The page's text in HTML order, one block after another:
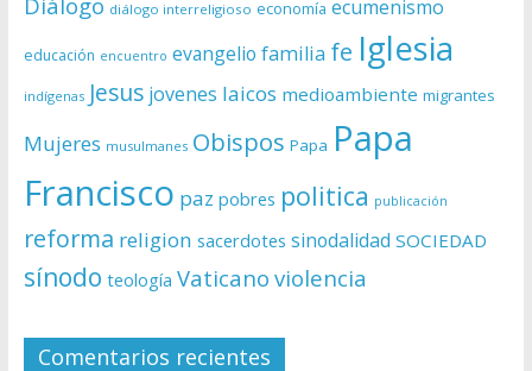
diálogo interreligioso economía ecumenismo
educación encuentro evangelio familia fe Iglesia
indígenas Jesus jovenes laicos medioambiente migrantes
Mujeres musulmanes Obispos Papa Papa
Francisco paz pobres politica publicación
reforma religion sacerdotes sinodalidad SOCIEDAD
sínodo teología Vaticano violencia
Comentarios recientes